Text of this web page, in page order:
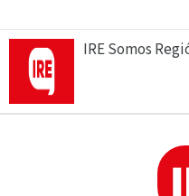
IRE Somos